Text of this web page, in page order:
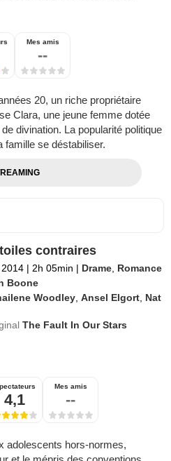
Mes amis
--
20, un riche propriétaire
Clara, une jeune femme dotée
divination. La popularité politique
famille se déstabiliser.
contraires
| 2h 05min | Drame, Romance
Boone
Woodley,Ansel Elgort, Nat
The Fault In Our Stars
4,1
Mes amis
--
adolescents hors-normes,